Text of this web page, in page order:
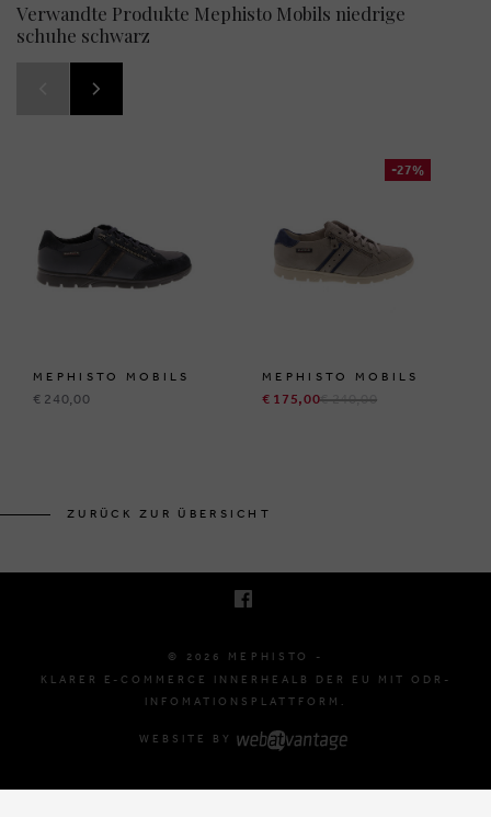
Verwandte Produkte Mephisto Mobils niedrige
schuhe schwarz
MEPHISTO MOBILS
€ 240,00
-27%
MEPHISTO MOBILS
€ 175,00€ 240,00
ZURÜCK ZUR ÜBERSICHT
© 2026 MEPHISTO -
KLARER E-COMMERCE INNERHEALB DER EU MIT ODR-
INFOMATIONSPLATTFORM.
WEBSITE BY